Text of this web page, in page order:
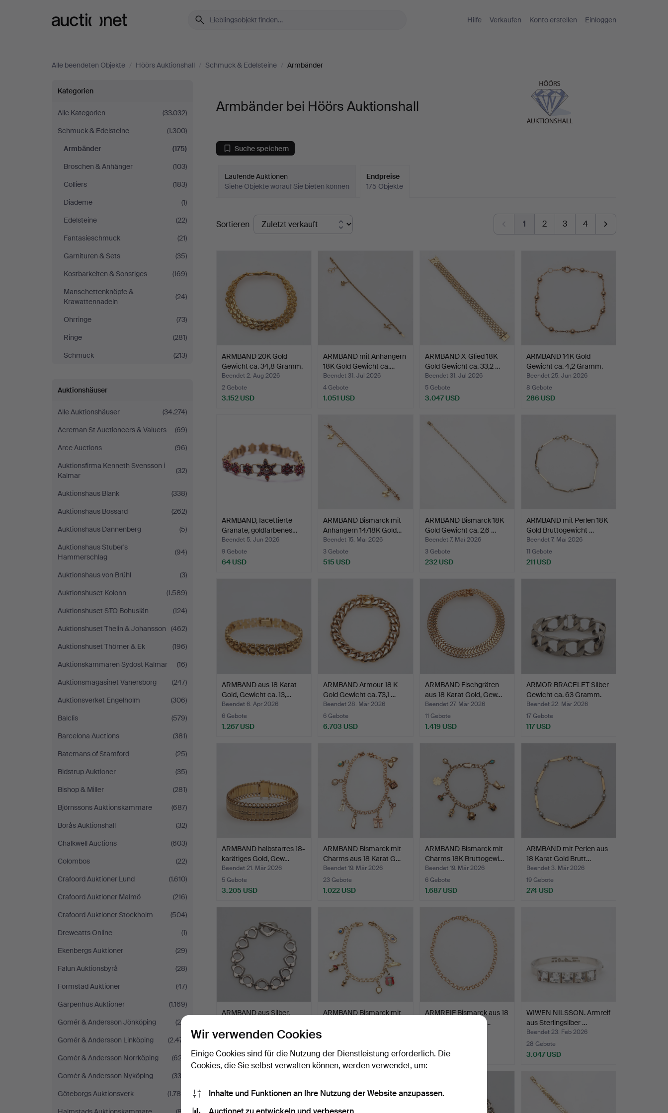
Hilfe Verkaufen Konto erstellen Einloggen
Alle beendeten Objekte / Höörs Auktionshall / Schmuck & Edelsteine / Armbänder
Armbänder
bei
Höörs
Auktionshall
Kategorien
Alle Kategorien
(33.032)
Schmuck & Edelsteine
(1.300)
Armbänder
(175)
Broschen & Anhänger
(103)
Colliers
(183)
Diademe
(1)
Edelsteine
(22)
Fantasieschmuck
(21)
Garnituren & Sets
(35)
Kostbarkeiten & Sonstiges
(169)
Manschettenknöpfe &
Krawattennadeln
(24)
Ohrringe
(73)
Ringe
(281)
Schmuck
(213)
Auktionshäuser
Alle Auktionshäuser
(34.274)
Acreman St Auctioneers & Valuers
(69)
Arce Auctions
(96)
Auktionsfirma Kenneth Svensson i
Kalmar
(32)
Auktionshaus Blank
(338)
Auktionshaus Bossard
(262)
Auktionshaus Dannenberg
(5)
Auktionshaus Stuber's
Hammerschlag
(94)
Auktionshaus von Brühl
(3)
Auktionshuset Kolonn
(1.589)
Auktionshuset STO Bohuslän
(124)
Auktionshuset Thelin & Johansson
(462)
Auktionshuset Thörner & Ek
(196)
Auktionskammaren Sydost Kalmar
(16)
Auktionsmagasinet Vänersborg
(247)
Auktionsverket Engelholm
(306)
Balclis
(579)
Barcelona Auctions
(381)
Batemans of Stamford
(25)
Bidstrup Auktioner
(35)
Bishop & Miller
(281)
Björnssons Auktionskammare
(687)
Borås Auktionshall
(32)
Chalkwell Auctions
(603)
Colombos
(22)
Crafoord Auktioner Lund
(1.610)
Crafoord Auktioner Malmö
(216)
Crafoord Auktioner Stockholm
(504)
Dreweatts Online
(1)
Ekenbergs Auktioner
(29)
Falun Auktionsbyrå
(28)
Formstad Auktioner
(47)
Garpenhus Auktioner
(1.169)
Gomér & Andersson Jönköping
(26)
Gomér & Andersson Linköping
(2.471)
Gomér & Andersson Norrköping
(627)
Gomér & Andersson Nyköping
(333)
Göteborgs Auktionsverk
(1.780)
Armbänder bei Höörs Auktionshall
Suche speichern
Laufende Auktionen
Siehe Objekte worauf Sie bieten können
Endpreise
175 Objekte
Endpreise
Sortieren 1 2 3 4
ARMBAND 20K Gold
Gewicht ca. 34,8 Gramm.
Beendet 2. Aug 2026
2 Gebote
3.152 USD
ARMBAND mit Anhängern
18K Gold Gewicht ca.…
Beendet 31. Jul 2026
4 Gebote
1.051 USD
ARMBAND X-Glied 18K
Gold Gewicht ca. 33,2 …
Beendet 31. Jul 2026
5 Gebote
3.047 USD
ARMBAND 14K Gold
Gewicht ca. 4,2 Gramm.
Beendet 25. Jun 2026
8 Gebote
286 USD
ARMBAND, facettierte
Granate, goldfarbenes…
Beendet 5. Jun 2026
9 Gebote
64 USD
ARMBAND Bismarck mit
Anhängern 14/18K Gold…
Beendet 15. Mai 2026
3 Gebote
515 USD
ARMBAND Bismarck 18K
Gold Gewicht ca. 2,6 …
Beendet 7. Mai 2026
3 Gebote
232 USD
ARMBAND mit Perlen 18K
Gold Bruttogewicht …
Beendet 7. Mai 2026
11 Gebote
211 USD
ARMBAND aus 18 Karat
Gold, Gewicht ca. 13,…
Beendet 6. Apr 2026
6 Gebote
1.267 USD
ARMBAND Armour 18 K
Gold Gewicht ca. 73,1 …
Beendet 28. Mär 2026
6 Gebote
6.703 USD
ARMBAND Fischgräten
aus 18 Karat Gold, Gew…
Beendet 27. Mär 2026
11 Gebote
1.419 USD
ARMOR BRACELET Silber
Gewicht ca. 63 Gramm.
Beendet 22. Mär 2026
17 Gebote
117 USD
ARMBAND halbstarres 18-
karätiges Gold, Gew…
Beendet 21. Mär 2026
5 Gebote
3.205 USD
ARMBAND Bismarck mit
Charms aus 18 Karat G…
Beendet 19. Mär 2026
23 Gebote
1.022 USD
ARMBAND Bismarck mit
Charms 18K Bruttogewi…
Beendet 19. Mär 2026
6 Gebote
1.687 USD
ARMBAND mit Perlen aus
18 Karat Gold Brutt…
Beendet 3. Mär 2026
19 Gebote
274 USD
ARMBAND aus Silber,
Beendet 28. Feb 2026
171 USD
ARMBAND Bismarck mit
1.230 USD
ARMREIF Bismarck aus 18
Karat Gold, Gewich…
277 USD
WIWEN NILSSON. Armreif
aus Sterlingsilber …
Beendet 23. Feb 2026
28 Gebote
3.047 USD
Wir verwenden Cookies
Einige Cookies sind für die Nutzung der Dienstleistung erforderlich. Die
Cookies, die Sie selbst verwalten können, werden verwendet, um:
Inhalte und Funktionen an Ihre Nutzung der Website anzupassen.